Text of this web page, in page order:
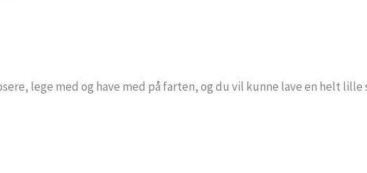
lege med og have med på farten, og du vil kunne lave en helt